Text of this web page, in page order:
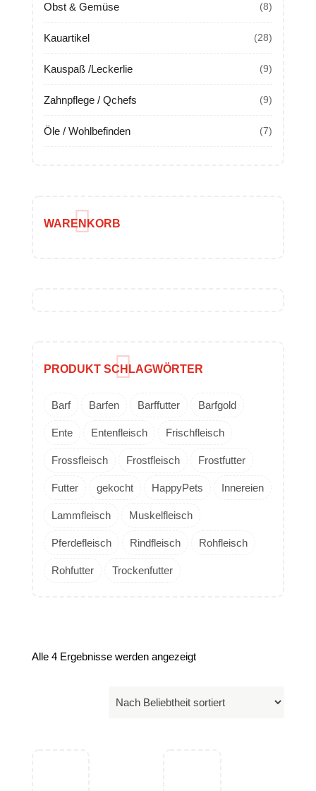
Obst & Gemüse (8)
Kauartikel (28)
Kauspaß /Leckerlie (9)
Zahnpflege / Qchefs (9)
Öle / Wohlbefinden (7)
WARENKORB
PRODUKT SCHLAGWÖRTER
Barf Barfen Barffutter Barfgold
Ente Entenfleisch Frischfleisch
Frossfleisch Frostfleisch Frostfutter
Futter gekocht HappyPets Innereien
Lammfleisch Muskelfleisch
Pferdefleisch Rindfleisch Rohfleisch
Rohfutter Trockenfutter
Alle 4 Ergebnisse werden angezeigt